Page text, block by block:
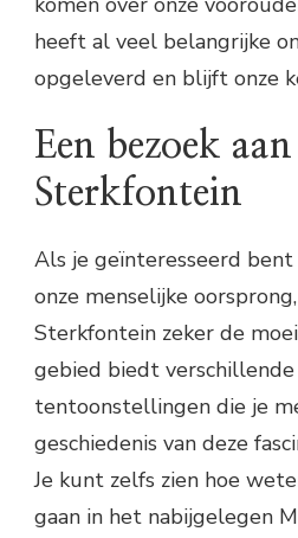
heeft al veel belangrijke
opgeleverd en blijft onze
Een bezoek aan
Sterkfontein
Als je geïnteresseerd
onze menselijke
Sterkfontein zeker de
gebied biedt
tentoonstellingen die je
geschiedenis van deze
Je kunt zelfs zien hoe
gaan in het nabijgelegen